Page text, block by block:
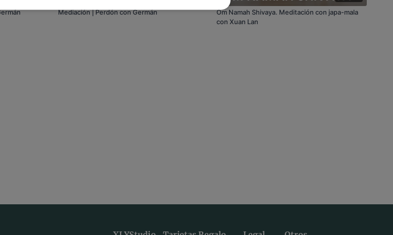
Mediación | Perdón con Germán
Om Namah Shivaya. Meditación con japa-mala
con Xuan Lan